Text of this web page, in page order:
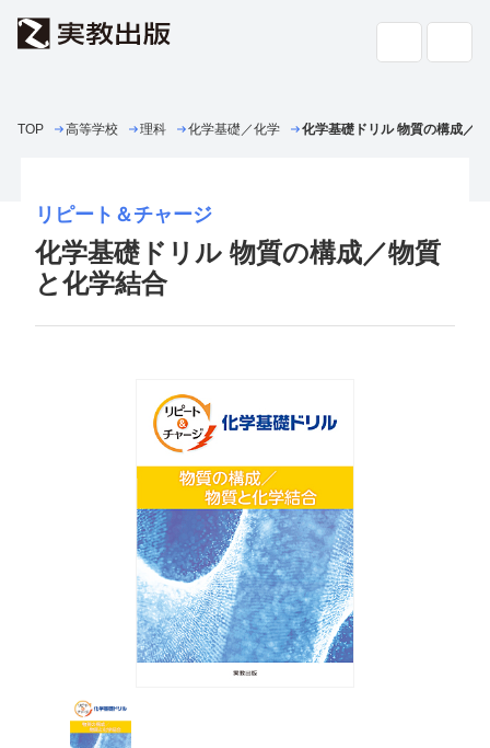
検索
高校教科書・ 副教材
書店の方へ
会社案内
採用情報
個人情報・特定個人情報の取り扱い
教科書採択の公正確保に関する基本方針
TOP 高等学校 理科 化学基礎／化学 化学基礎ドリル 物質の構成／
リピート＆チャージ
化学基礎ドリル 物質の構成／物質
と化学結合